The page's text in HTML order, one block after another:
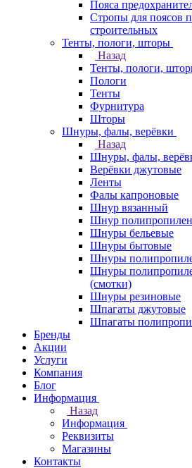
Пояса
Стропы для поясов
строительных
Тенты, пологи, шторы
Назад
Тенты, пологи,
Пологи
Тенты
Фурнитура
Шторы
Шнуры, фалы, верёвки
Назад
Шнуры, фалы,
Верёвки джутовые
Ленты
Фалы капроновые
Шнур вязанный
Шнур
Шнуры бельевые
Шнуры бытовые
Шнуры
Шнуры
(смотки)
Шнуры резиновые
Шпагаты джутовые
Шпагаты
Бренды
Акции
Услуги
Компания
Блог
Информация
Назад
Информация
Реквизиты
Магазины
Контакты